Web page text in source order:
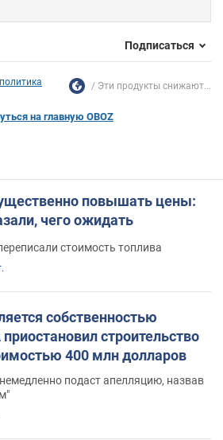
Подписаться
Эти продукты снижают...
на главную OBOZ
повышать цены:
чего ожидать
стоимость топлива
собственностью
строительство
400 млн долларов
подаст апелляцию, назвав